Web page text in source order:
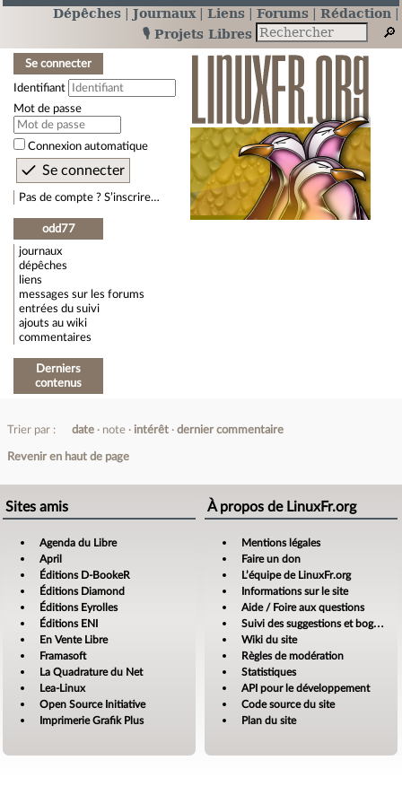
Dépêches Journaux Liens Forums
Rédaction
🎙️ Projets Libres
Se connecter
Identifiant
Mot de passe
Connexion automatique
Pas de compte ? S’inscrire…
odd77
journaux
dépêches
liens
messages sur les forums
entrées du suivi
ajouts au wiki
commentaires
Derniers
contenus
Trier par : date note intérêt dernier commentaire
Revenir en haut de page
Sites amis
Agenda du Libre
April
Éditions D-BookeR
Éditions Diamond
Éditions Eyrolles
Éditions ENI
En Vente Libre
Framasoft
La Quadrature du Net
Lea-Linux
Open Source Initiative
Imprimerie Grafik Plus
À propos de LinuxFr.org
Mentions légales
Faire un don
L’équipe de LinuxFr.org
Informations sur le site
Aide / Foire aux questions
Suivi des suggestions et bogues
Wiki du site
Règles de modération
Statistiques
API pour le développement
Code source du site
Plan du site